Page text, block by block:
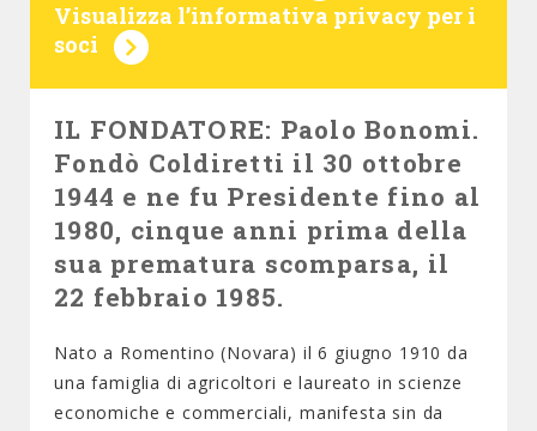
Visualizza l’informativa privacy per i
soci
IL FONDATORE: Paolo Bonomi.
Fondò Coldiretti il 30 ottobre
1944 e ne fu Presidente fino al
1980, cinque anni prima della
sua prematura scomparsa, il
22 febbraio 1985.
Nato a Romentino (Novara) il 6 giugno 1910 da
una famiglia di agricoltori e laureato in scienze
economiche e commerciali, manifesta sin da